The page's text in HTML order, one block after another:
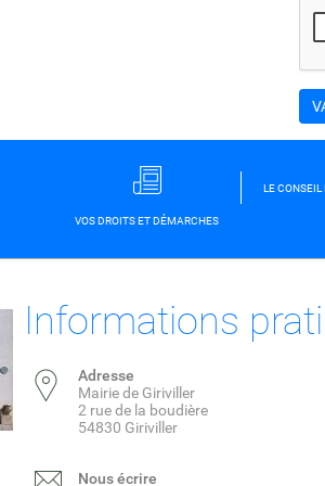
VOS DROITS ET DÉMARCHES
LE
Informations
Adresse
Mairie de Giriviller
2 rue de la boudière
54830 Giriviller
Nous écrire